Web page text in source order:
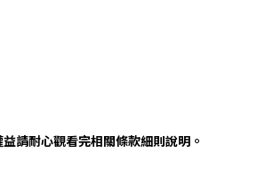
請耐心觀看完相關條款細則說明。